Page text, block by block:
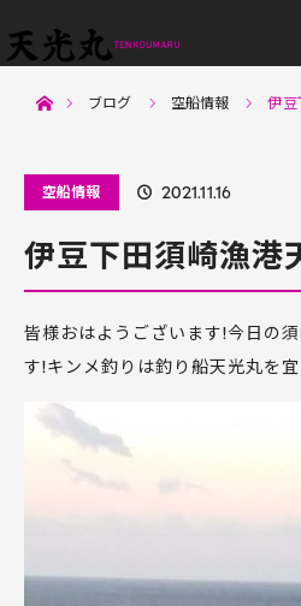
ブログ
空船情報 伊豆
空船情報 2021.11.16
伊豆下田須崎漁港
皆様おはようございます!今日の
す!キンメ釣りは釣り船天光丸を